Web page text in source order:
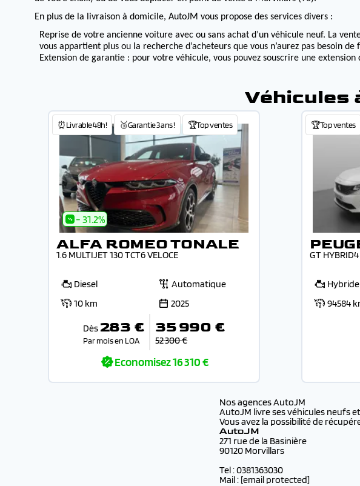
En plus de la livraison à domicile, AutoJM vous propose des services divers :
Reprise de votre ancienne voiture avec ou sans achat d’un véhicule neuf. La
vous appartient plus ou la recherche d’acheteurs que vous n’aurez pas besoin de
Extension de garantie : pour votre véhicule, vous pouvez souscrire une
Véhicules
⏰Livrable 48h! 🥉Garantie 3 ans ! 🏆Top ventes
- 31.2%
ALFA ROMEO TONALE
1.6 MULTIJET 130 TCT6 VELOCE
Diesel
Automatique
10 km
2025
Dès 283 €
Par mois en LOA
35 990 €
52 300 €
Economisez16 310 €
🏆Top ventes
GT
94584
Nos agences AutoJM
AutoJM livre ses véhicules neufs
Vous avez la possibilité de
AutoJM
271 rue de la Basinière
90120 Morvillars
Tel : 0381363030
Mail : [email protected]